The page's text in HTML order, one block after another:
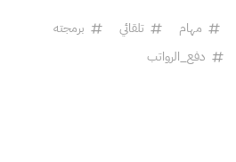
مهام تلقائي
برمجته
دفع_الرواتب